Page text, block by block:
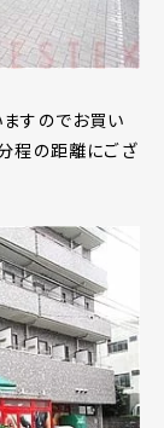
すのでお買い
程の距離にござ